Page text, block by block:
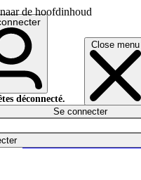
de hoofdinhoud
Close menu
déconnecté.
Se connecter